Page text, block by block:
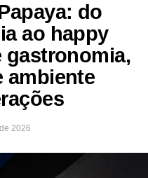
do
ao happy
gastronomia,
ambiente
2026